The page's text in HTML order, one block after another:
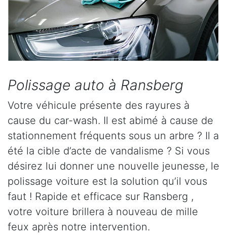
Polissage auto à Ransberg
Votre véhicule présente des rayures à
cause du car-wash. Il est abimé à cause de
stationnement fréquents sous un arbre ? Il a
été la cible d’acte de vandalisme ? Si vous
désirez lui donner une nouvelle jeunesse, le
polissage voiture est la solution qu’il vous
faut ! Rapide et efficace sur Ransberg ,
votre voiture brillera à nouveau de mille
feux après notre intervention.